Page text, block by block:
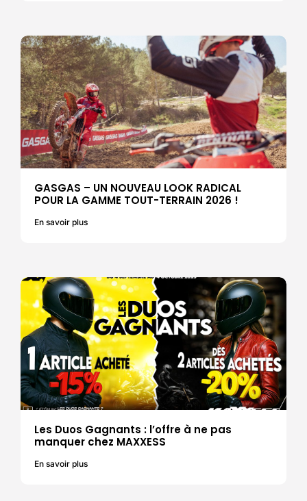
GASGAS – UN NOUVEAU LOOK RADICAL
POUR LA GAMME TOUT-TERRAIN 2026 !
En savoir plus
Les Duos Gagnants : l’offre à ne pas
manquer chez MAXXESS
En savoir plus